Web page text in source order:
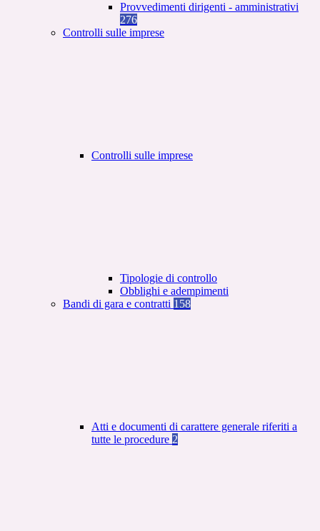
Provvedimenti dirigenti - amministrativi
276
Controlli sulle imprese
Controlli sulle imprese
Tipologie di controllo
Obblighi e adempimenti
Bandi di gara e contratti 158
Atti e documenti di carattere generale riferiti a
tutte le procedure 2